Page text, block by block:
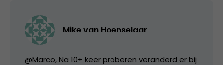
Mike van Hoenselaar
@Marco, Na 10+ keer proberen veranderd er bij